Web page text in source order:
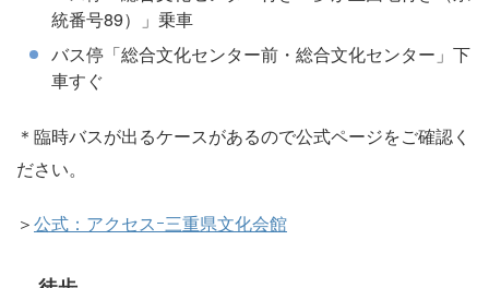
統番号89）」乗車
バス停「総合文化センター前・総合文化センター」下
車すぐ
＊臨時バスが出るケースがあるので公式ページをご確認く
ださい。
＞公式：アクセスｰ三重県文化会館